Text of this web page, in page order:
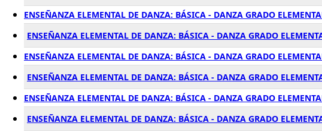
ENSEÑANZA ELEMENTAL DE DANZA: BÁSICA - DANZA GRADO
ENSEÑANZA ELEMENTAL DE DANZA: BÁSICA - DANZA GRADO
ENSEÑANZA ELEMENTAL DE DANZA: BÁSICA - DANZA GRADO
ENSEÑANZA ELEMENTAL DE DANZA: BÁSICA - DANZA GRADO
ENSEÑANZA ELEMENTAL DE DANZA: BÁSICA - DANZA GRADO
ENSEÑANZA ELEMENTAL DE DANZA: BÁSICA - DANZA GRADO